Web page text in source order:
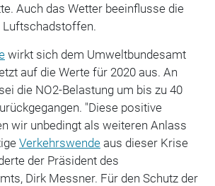
Auch das Wetter beeinflusse die
wirkt sich dem Umweltbundesamt
auf die Werte für 2020 aus. An
die NO2-Belastung um bis zu 40
"Diese positive
wir unbedingt als weiteren Anlass
Verkehrswendeaus dieser Krise
der Präsident des
Dirk Messner. Für den Schutz der